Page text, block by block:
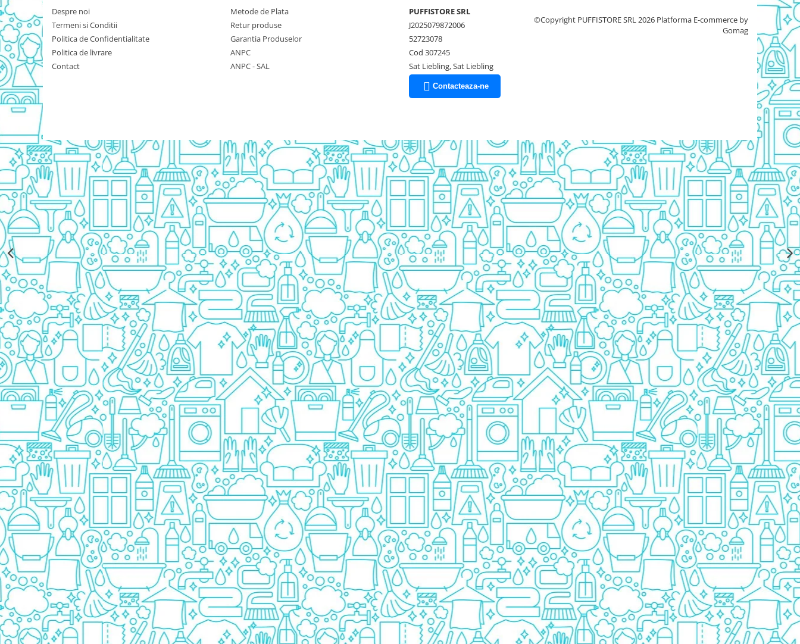
Prosoape de Hartie
Odorizant Camera Profesional
Odorizant Camera Electric
Odorizant Camera Air Wick
Odorizant Camera cu Betisoare
Odorizant Camera Electric
Profesional
Odorizant Camera Ambi Pur
Rezerva Odorizant Camera
Rezerva Odorizant Camera Glade
Rezerva Odorizant Camera Air Wick
Ingrijire Bebelusi
Servetele Umede Bebelusi
Suplimente Bebelusi
Lenjerii
Ingrijire Bebelusi
Scutece
Scutece Huggies
Scutece Happy
Scutece Pampers Bebelusi
Balsam Rufe Bebelusi
Servetele Umede Bebelusi
Suplimente Bebelusi
Betisoare
Detergent Bebelusi
Detergent Bebelusi Ariel
Sampon Bebelusi
Pasta de dinti *B*
Periuta De Dinti *B*
Periuta de Dinti Electrica Copii
Periuta de Dinti Oral B
Gel de Dus Bebelusi
Ingrijire Adulti
Scutece Adulti
Servetele Umede Adulti
Ingrijire Personala
Cosmetice
Absorbante
Despre noi
Termeni si Conditii
Politica de Confidentialitate
Politica de livrare
Contact
Metode de Plata
Retur produse
Garantia Produselor
ANPC
ANPC - SAL
PUFFISTORE SRL
J2025079872006
52723078
Cod 307245
Sat Liebling, Sat Liebling
Contacteaza-ne
©Copyright PUFFISTORE SRL 2026 Platforma E-commerce by
Gomag